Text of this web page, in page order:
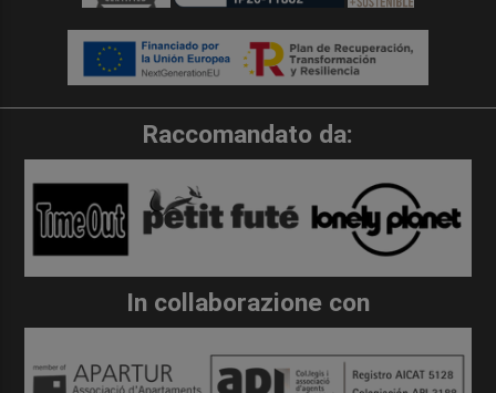
Raccomandato da:
In collaborazione con